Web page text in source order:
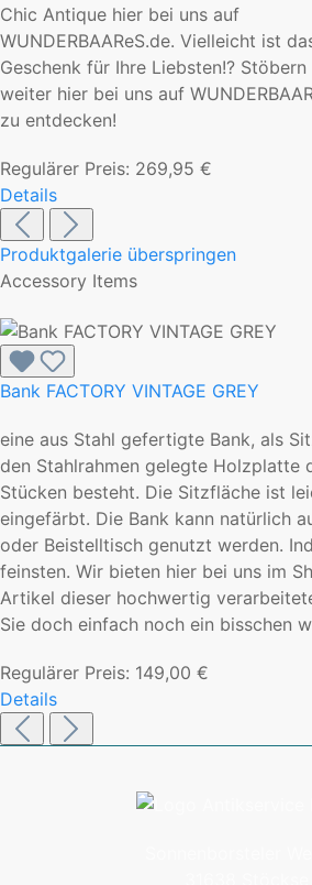
Chic Antique hier bei uns auf
WUNDERBAAReS.de. Vielleicht ist
Geschenk für Ihre Liebsten!?
weiter hier bei uns auf
zu entdecken!
Regulärer Preis: 269,95 €
Details
Produktgalerie überspringen
Accessory Items
Bank FACTORY VINTAGE GREY
eine aus Stahl gefertigte Bank, als
den Stahlrahmen gelegte Holzplatte
Stücken besteht. Die Sitzfläche ist
eingefärbt. Die Bank kann natürlich
oder Beistelltisch genutzt werden.
feinsten. Wir bieten hier bei uns im
Artikel dieser hochwertig
Sie doch einfach noch ein bisschen
Regulärer Preis: 149,00 €
Details